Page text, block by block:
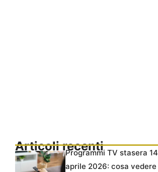
Articoli recentiProgrammi TV stasera 14
aprile 2026: cosa vedere